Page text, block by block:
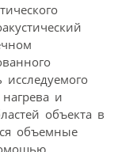
исследуемого
и
объекта в
объемные